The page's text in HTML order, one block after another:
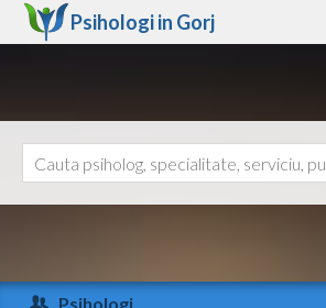
Psihologi in Gorj
Arad
Ajutor
Psihologi